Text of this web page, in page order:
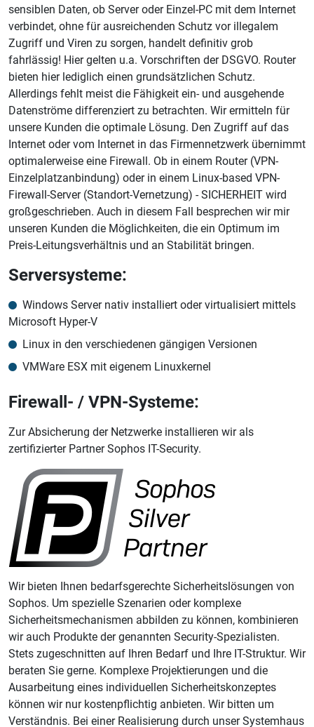
sensiblen Daten, ob Server oder Einzel-PC mit dem Internet
verbindet, ohne für ausreichenden Schutz vor illegalem
Zugriff und Viren zu sorgen, handelt definitiv grob
fahrlässig! Hier gelten u.a. Vorschriften der DSGVO. Router
bieten hier lediglich einen grundsätzlichen Schutz.
Allerdings fehlt meist die Fähigkeit ein- und ausgehende
Datenströme differenziert zu betrachten. Wir ermitteln für
unsere Kunden die optimale Lösung. Den Zugriff auf das
Internet oder vom Internet in das Firmennetzwerk übernimmt
optimalerweise eine Firewall. Ob in einem Router (VPN-
Einzelplatzanbindung) oder in einem Linux-based VPN-
Firewall-Server (Standort-Vernetzung) - SICHERHEIT wird
großgeschrieben. Auch in diesem Fall besprechen wir mir
unseren Kunden die Möglichkeiten, die ein Optimum im
Preis-Leitungsverhältnis und an Stabilität bringen.
Serversysteme:
Windows Server nativ installiert oder virtualisiert mittels
Microsoft Hyper-V
Linux in den verschiedenen gängigen Versionen
VMWare ESX mit eigenem Linuxkernel
Firewall- / VPN-Systeme:
Zur Absicherung der Netzwerke installieren wir als
zertifizierter Partner Sophos IT-Security.
Wir bieten Ihnen bedarfsgerechte Sicherheitslösungen von
Sophos. Um spezielle Szenarien oder komplexe
Sicherheitsmechanismen abbilden zu können, kombinieren
wir auch Produkte der genannten Security-Spezialisten.
Stets zugeschnitten auf Ihren Bedarf und Ihre IT-Struktur. Wir
beraten Sie gerne. Komplexe Projektierungen und die
Ausarbeitung eines individuellen Sicherheitskonzeptes
können wir nur kostenpflichtig anbieten. Wir bitten um
Verständnis. Bei einer Realisierung durch unser Systemhaus